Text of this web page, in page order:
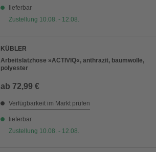
lieferbar
Zustellung 10.08. - 12.08.
KÜBLER
Arbeitslatzhose »ACTIVIQ«, anthrazit, baumwolle,
polyester
ab 72,99 €
Verfügbarkeit im Markt prüfen
lieferbar
Zustellung 10.08. - 12.08.